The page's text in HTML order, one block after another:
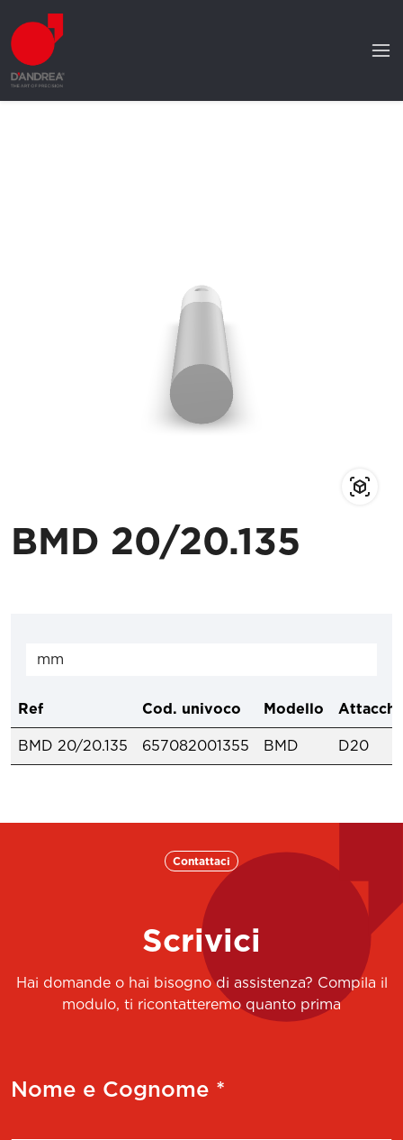
BMD 20/20.135
Ref Cod. univoco Modello Attacchi
BMD 20/20.135 657082001355 BMD D20
Contattaci
Scrivici
Hai domande o hai bisogno di assistenza? Compila il
modulo, ti ricontatteremo quanto prima
Nome e Cognome *